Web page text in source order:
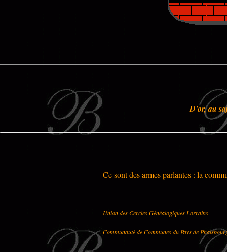
D'or, au
Ce sont des armes parlantes : la
Union des Cercles Généalogiques Lorrains
Communauté de Communes du Pays de